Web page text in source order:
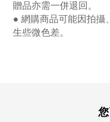
贈品亦需一併退回。
● 網購商品可能因拍攝
生些微色差。